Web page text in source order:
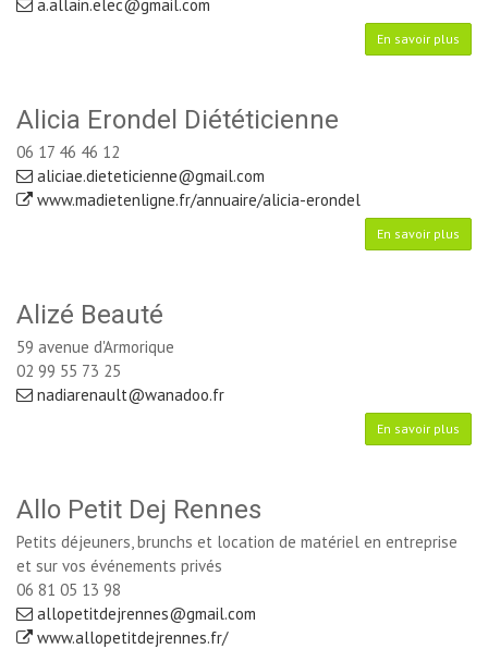
a.allain.elec@gmail.com
En savoir plus
Alicia Erondel Diététicienne
06 17 46 46 12
aliciae.dieteticienne@gmail.com
www.madietenligne.fr/annuaire/alicia-erondel
En savoir plus
Alizé Beauté
59 avenue d'Armorique
02 99 55 73 25
nadiarenault@wanadoo.fr
En savoir plus
Allo Petit Dej Rennes
Petits déjeuners, brunchs et location de matériel en entreprise
et sur vos événements privés
06 81 05 13 98
allopetitdejrennes@gmail.com
www.allopetitdejrennes.fr/